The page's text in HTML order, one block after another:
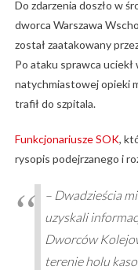
Do zdarzenia doszło w
dworca Warszawa
został zaatakowany
Po ataku sprawca uciekł
natychmiastowej opieki
trafił do szpitala.
Funkcjonariusze SOK,
rysopis podejrzanego i
– Dwadzieścia
uzyskali
Dworców
terenie holu